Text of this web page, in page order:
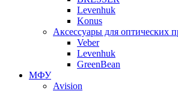
Levenhuk
Konus
Аксессуары для оптических
Veber
Levenhuk
GreenBean
МФУ
Avision